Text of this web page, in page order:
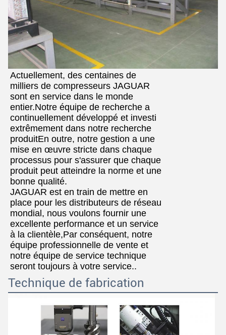
Actuellement, des centaines de
milliers de compresseurs JAGUAR
sont en service dans le monde
entier.Notre équipe de recherche a
continuellement développé et investi
extrêmement dans notre recherche
produitEn outre, notre gestion a une
mise en œuvre stricte dans chaque
processus pour s'assurer que chaque
produit peut atteindre la norme et une
bonne qualité.
JAGUAR est en train de mettre en
place pour les distributeurs de réseau
mondial, nous voulons fournir une
excellente performance et un service
à la clientèle,Par conséquent, notre
équipe professionnelle de vente et
notre équipe de service technique
seront toujours à votre service..
Technique de fabrication